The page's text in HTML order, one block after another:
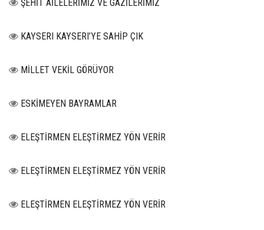
ŞEHİT AİLELERİMİZ VE GAZİLERİMİZ
KAYSERI KAYSERI’YE SAHİP ÇIK
MİLLET VEKİL GÖRÜYOR
ESKİMEYEN BAYRAMLAR
ELEŞTİRMEN ELEŞTİRMEZ YÖN VERİR
ELEŞTİRMEN ELEŞTİRMEZ YÖN VERİR
ELEŞTİRMEN ELEŞTİRMEZ YÖN VERİR